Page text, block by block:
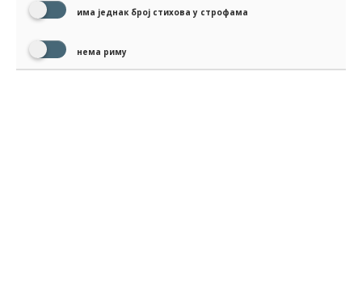
има једнак број стихова у строфама
нема риму